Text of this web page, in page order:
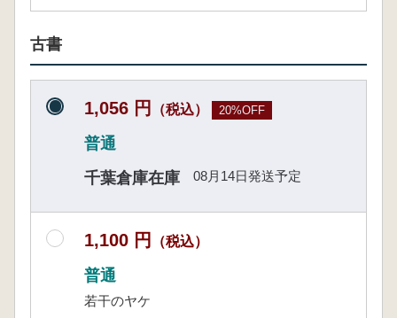
古書
1,056 円 （税込） 20%OFF
普通
千葉倉庫在庫
08月14日発送予定
1,100 円 （税込）
普通
若干のヤケ